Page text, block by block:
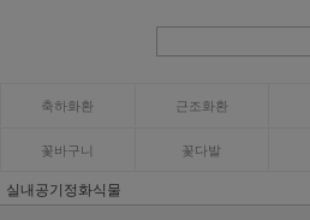
축하화환 근조화환
꽃바구니 꽃다발
실내공기정화식물